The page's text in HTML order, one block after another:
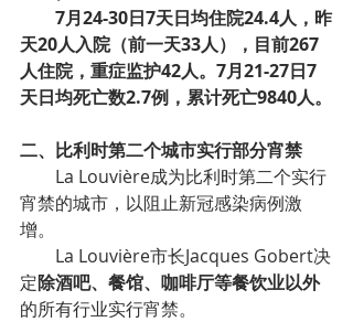
7月24-30日7天日均住院24.4人，昨
天20人入院（前一天33人），目前267
人住院，重症监护42人。7月21-27日7
天日均死亡数2.7例，累计死亡9840人。
二、比利时第二个城市实行部分宵禁
La Louvière成为比利时第二个实行
宵禁的城市，以阻止新冠感染病例激
增。
La Louvière市长Jacques Gobert决
定除酒吧、餐馆、咖啡厅等餐饮业以外
的所有行业实行宵禁。